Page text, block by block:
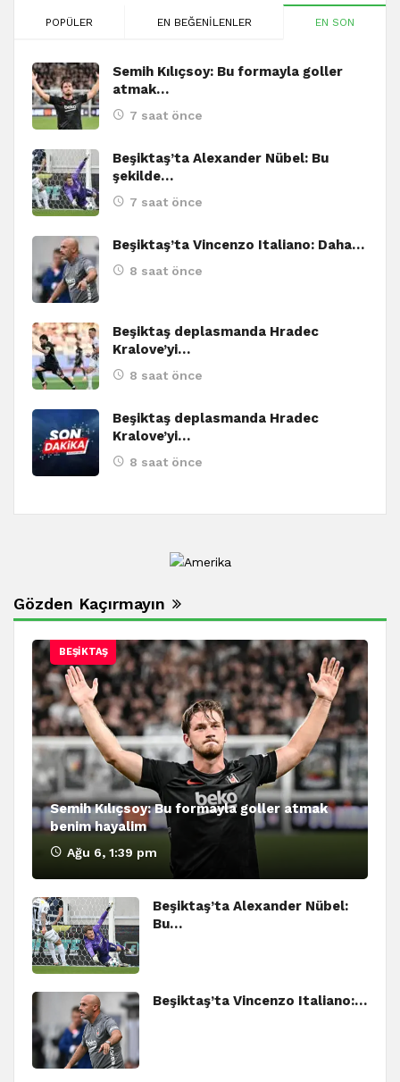
POPÜLER EN BEĞENILENLER EN SON
Semih Kılıçsoy: Bu formayla goller
atmak…
7 saat önce
Beşiktaş’ta Alexander Nübel: Bu
şekilde…
7 saat önce
Beşiktaş’ta Vincenzo Italiano: Daha…
8 saat önce
Beşiktaş deplasmanda Hradec
Kralove’yi…
8 saat önce
Beşiktaş deplasmanda Hradec
Kralove’yi…
8 saat önce
Gözden Kaçırmayın
BEŞIKTAŞ
Semih Kılıçsoy: Bu formayla goller atmak
benim hayalim
Ağu 6, 1:39 pm
Beşiktaş’ta Alexander Nübel:
Bu…
Beşiktaş’ta Vincenzo Italiano:…